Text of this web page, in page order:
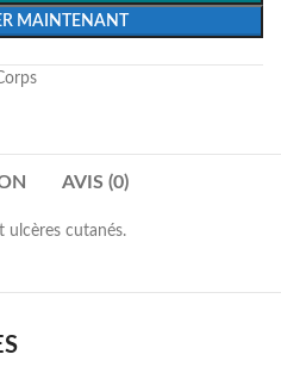
MAINTENANT
AVIS (0)
ulcères cutanés.